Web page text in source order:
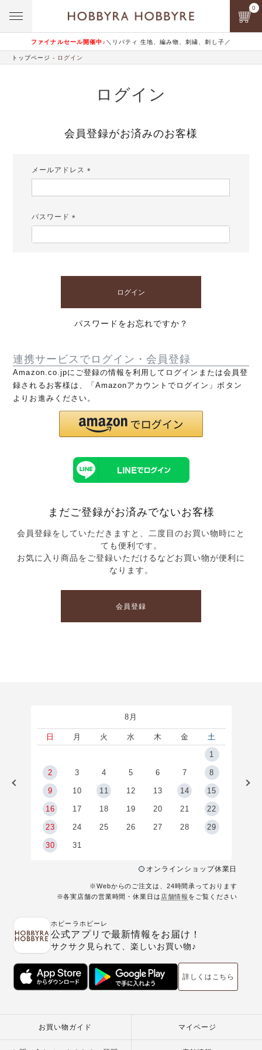
ファイナルセール開催中♪ ＼リバティ 生地、編み物、刺繍、刺し子／
0
トップページ ログイン
ログイン
会員登録がお済みのお客様
メールアドレス
パスワード
ログイン
パスワードをお忘れですか？
連携サービスでログイン・会員登録
Amazon.co.jpにご登録の情報を利用してログインまたは会員登
録されるお客様は、「Amazonアカウントでログイン」ボタン
よりお進みください。
まだご登録がお済みでないお客様
会員登録をしていただきますと、二度目のお買い物時にと
ても便利です。
お気に入り商品をご登録いただけるなどお買い物が便利に
なります。
会員登録
8月
日 月 火 水 木 金
土
1
2 3 4 5 6 7 8
9 10 11 12 13 14 15
16 17 18 19 20 21 22
23 24 25 26 27 28 29
30 31
オンラインショップ休業日
※Webからのご注文は、24時間承っております
※各実店舗の営業時間・休業日は 店舗情報 をご覧ください
ホビーラホビーレ
公式アプリで最新情報をお届け！
サクサク見られて、楽しいお買い物♪
詳しくはこちら
お買い物ガイド マイページ